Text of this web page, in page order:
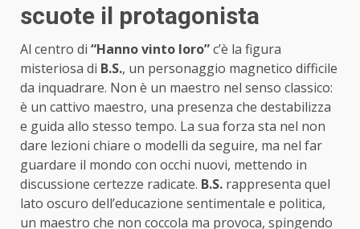
scuote il protagonista
Al centro di “Hanno vinto loro”c’è la figura
misteriosa di B.S., un personaggio magnetico difficile
da inquadrare. Non è un maestro nel senso classico:
è un cattivo maestro, una presenza che destabilizza
e guida allo stesso tempo. La sua forza sta nel non
dare lezioni chiare o modelli da seguire, ma nel far
guardare il mondo con occhi nuovi, mettendo in
discussione certezze radicate. B.S. rappresenta quel
lato oscuro dell’educazione sentimentale e politica,
un maestro che non coccola ma provoca, spingendo